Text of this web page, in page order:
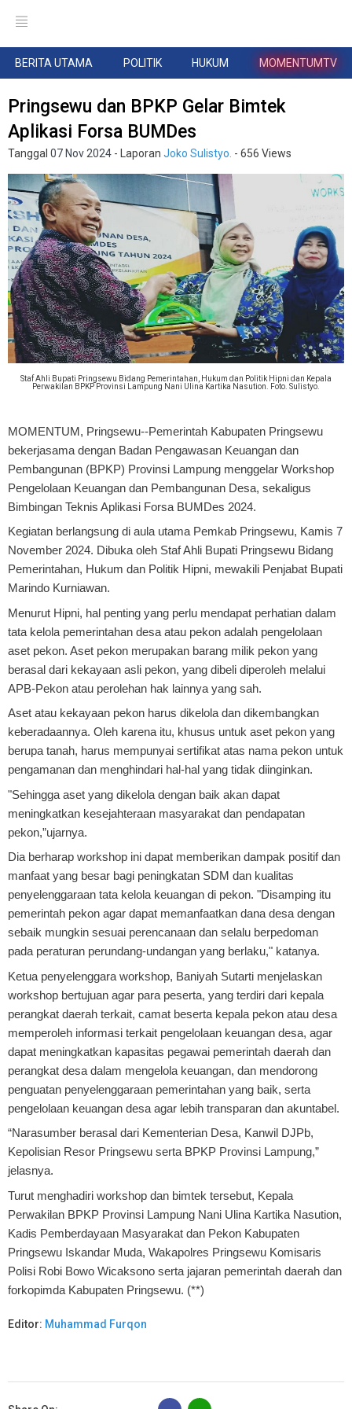
BERITA UTAMA POLITIK HUKUM MOMENTUMTV
Pringsewu dan BPKP Gelar Bimtek
Aplikasi Forsa BUMDes
Tanggal 07 Nov 2024 - Laporan Joko Sulistyo. - 656 Views
Staf Ahli Bupati Pringsewu Bidang Pemerintahan, Hukum dan Politik Hipni dan Kepala
Perwakilan BPKP Provinsi Lampung Nani Ulina Kartika Nasution. Foto. Sulistyo.
MOMENTUM, Pringsewu--Pemerintah Kabupaten Pringsewu
bekerjasama dengan Badan Pengawasan Keuangan dan
Pembangunan (BPKP) Provinsi Lampung menggelar Workshop
Pengelolaan Keuangan dan Pembangunan Desa, sekaligus
Bimbingan Teknis Aplikasi Forsa BUMDes 2024.
Kegiatan berlangsung di aula utama Pemkab Pringsewu, Kamis 7
November 2024. Dibuka oleh Staf Ahli Bupati Pringsewu Bidang
Pemerintahan, Hukum dan Politik Hipni, mewakili Penjabat Bupati
Marindo Kurniawan.
Menurut Hipni, hal penting yang perlu mendapat perhatian dalam
tata kelola pemerintahan desa atau pekon adalah pengelolaan
aset pekon. Aset pekon merupakan barang milik pekon yang
berasal dari kekayaan asli pekon, yang dibeli diperoleh melalui
APB-Pekon atau perolehan hak lainnya yang sah.
Aset atau kekayaan pekon harus dikelola dan dikembangkan
keberadaannya. Oleh karena itu, khusus untuk aset pekon yang
berupa tanah, harus mempunyai sertifikat atas nama pekon untuk
pengamanan dan menghindari hal-hal yang tidak diinginkan.
"Sehingga aset yang dikelola dengan baik akan dapat
meningkatkan kesejahteraan masyarakat dan pendapatan
pekon,”ujarnya.
Dia berharap workshop ini dapat memberikan dampak positif dan
manfaat yang besar bagi peningkatan SDM dan kualitas
penyelenggaraan tata kelola keuangan di pekon. "Disamping itu
pemerintah pekon agar dapat memanfaatkan dana desa dengan
sebaik mungkin sesuai perencanaan dan selalu berpedoman
pada peraturan perundang-undangan yang berlaku," katanya.
Ketua penyelenggara workshop, Baniyah Sutarti menjelaskan
workshop bertujuan agar para peserta, yang terdiri dari kepala
perangkat daerah terkait, camat beserta kepala pekon atau desa
memperoleh informasi terkait pengelolaan keuangan desa, agar
dapat meningkatkan kapasitas pegawai pemerintah daerah dan
perangkat desa dalam mengelola keuangan, dan mendorong
penguatan penyelenggaraan pemerintahan yang baik, serta
pengelolaan keuangan desa agar lebih transparan dan akuntabel.
“Narasumber berasal dari Kementerian Desa, Kanwil DJPb,
Kepolisian Resor Pringsewu serta BPKP Provinsi Lampung,”
jelasnya.
Turut menghadiri workshop dan bimtek tersebut, Kepala
Perwakilan BPKP Provinsi Lampung Nani Ulina Kartika Nasution,
Kadis Pemberdayaan Masyarakat dan Pekon Kabupaten
Pringsewu Iskandar Muda, Wakapolres Pringsewu Komisaris
Polisi Robi Bowo Wicaksono serta jajaran pemerintah daerah dan
forkopimda Kabupaten Pringsewu. (**)
Editor: Muhammad Furqon
B